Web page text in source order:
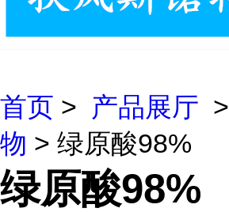
首页 > 产品展厅 >
物 > 绿原酸98%
绿原酸98%